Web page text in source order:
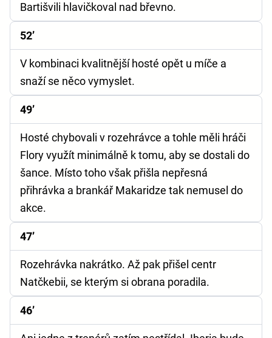
Bartišvili hlavičkoval nad břevno.
52’
V kombinaci kvalitnější hosté opět u míče a
snaží se něco vymyslet.
49’
Hosté chybovali v rozehrávce a tohle měli hráči
Flory využít minimálně k tomu, aby se dostali do
šance. Místo toho však přišla nepřesná
přihrávka a brankář Makaridze tak nemusel do
akce.
47’
Rozehrávka nakrátko. Až pak přišel centr
Natčkebii, se kterým si obrana poradila.
46’